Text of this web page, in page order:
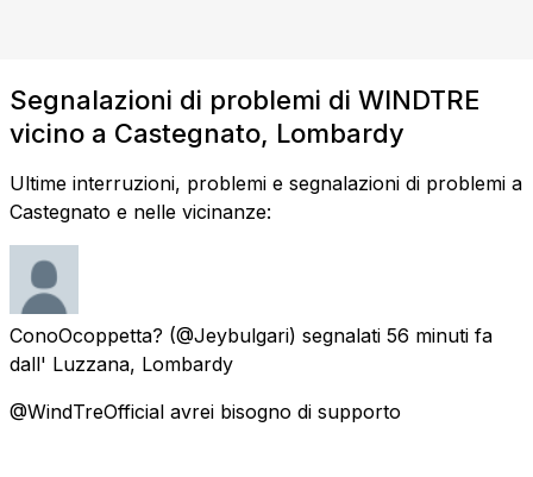
Segnalazioni di problemi di WINDTRE
vicino a Castegnato, Lombardy
Ultime interruzioni, problemi e segnalazioni di problemi a
Castegnato e nelle vicinanze:
ConoOcoppetta? (@Jeybulgari) segnalati 56 minuti fa
dall' Luzzana, Lombardy
@WindTreOfficial avrei bisogno di supporto